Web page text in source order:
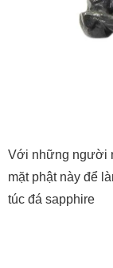
Với những người
mặt phật này để
túc đá sapphire